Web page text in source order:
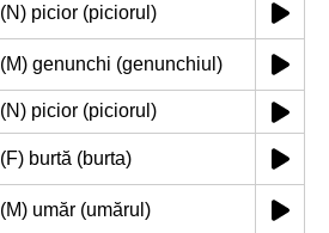
(N) picior (piciorul)
(M) genunchi (genunchiul)
(N) picior (piciorul)
(F) burtă (burta)
(M) umăr (umărul)